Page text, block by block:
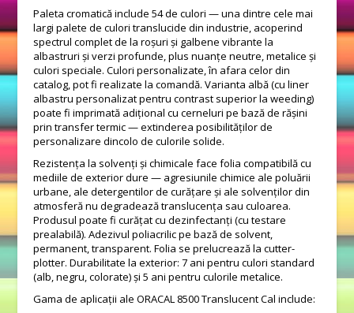
Paleta cromatică include 54 de culori — una dintre cele mai
largi palete de culori translucide din industrie, acoperind
spectrul complet de la roșuri și galbene vibrante la
albastruri și verzi profunde, plus nuanțe neutre, metalice și
culori speciale. Culori personalizate, în afara celor din
catalog, pot fi realizate la comandă. Varianta albă (cu liner
albastru personalizat pentru contrast superior la weeding)
poate fi imprimată adițional cu cerneluri pe bază de rășini
prin transfer termic — extinderea posibilităților de
personalizare dincolo de culorile solide.
Rezistența la solvenți și chimicale face folia compatibilă cu
mediile de exterior dure — agresiunile chimice ale poluării
urbane, ale detergentilor de curățare și ale solvenților din
atmosferă nu degradează translucența sau culoarea.
Produsul poate fi curățat cu dezinfectanți (cu testare
prealabilă). Adezivul poliacrilic pe bază de solvent,
permanent, transparent. Folia se prelucrează la cutter-
plotter. Durabilitate la exterior: 7 ani pentru culori standard
(alb, negru, colorate) și 5 ani pentru culorile metalice.
Gama de aplicații ale ORACAL 8500 Translucent Cal include: